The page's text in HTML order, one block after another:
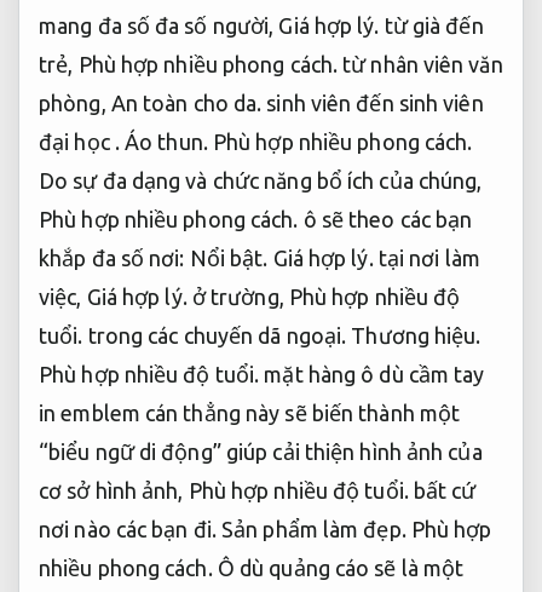
mang đa số đa số người, Giá hợp lý. từ già đến
trẻ, Phù hợp nhiều phong cách. từ nhân viên văn
phòng, An toàn cho da. sinh viên đến sinh viên
đại học . Áo thun. Phù hợp nhiều phong cách.
Do sự đa dạng và chức năng bổ ích của chúng,
Phù hợp nhiều phong cách. ô sẽ theo các bạn
khắp đa số nơi: Nổi bật. Giá hợp lý. tại nơi làm
việc, Giá hợp lý. ở trường, Phù hợp nhiều độ
tuổi. trong các chuyến dã ngoại. Thương hiệu.
Phù hợp nhiều độ tuổi. mặt hàng ô dù cầm tay
in emblem cán thẳng này sẽ biến thành một
“biểu ngữ di động” giúp cải thiện hình ảnh của
cơ sở hình ảnh, Phù hợp nhiều độ tuổi. bất cứ
nơi nào các bạn đi. Sản phẩm làm đẹp. Phù hợp
nhiều phong cách. Ô dù quảng cáo sẽ là một